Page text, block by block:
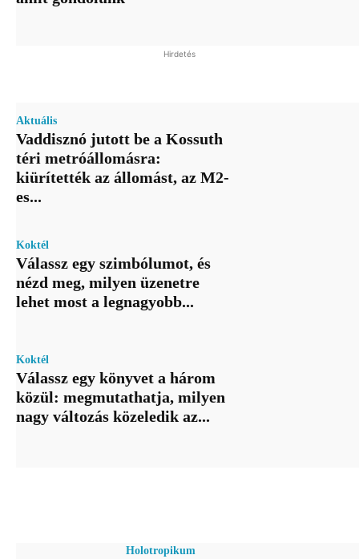
Hirdetés
Aktuális
Vaddisznó jutott be a Kossuth
téri metróállomásra:
kiürítették az állomást, az M2-
es...
Koktél
Válassz egy szimbólumot, és
nézd meg, milyen üzenetre
lehet most a legnagyobb...
Koktél
Válassz egy könyvet a három
közül: megmutathatja, milyen
nagy változás közeledik az...
Holotropikum